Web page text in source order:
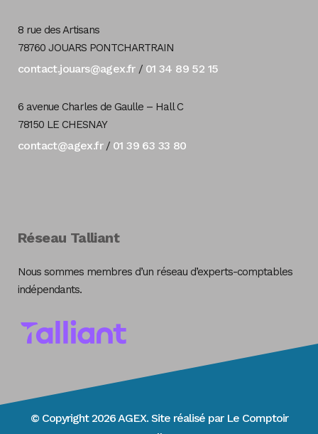
8 rue des Artisans
78760 JOUARS PONTCHARTRAIN
contact.jouars@agex.fr/ 01 34 89 52 15
6 avenue Charles de Gaulle – Hall C
78150 LE CHESNAY
contact@agex.fr/ 01 39 63 33 80
Réseau Talliant
Nous sommes membres d’un réseau d’experts-comptables
indépendants.
© Copyright 2026 AGEX. Site réalisé par Le Comptoir